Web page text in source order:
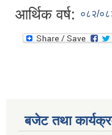
आर्थिक वर्ष: ०८२/
बजेट तथा